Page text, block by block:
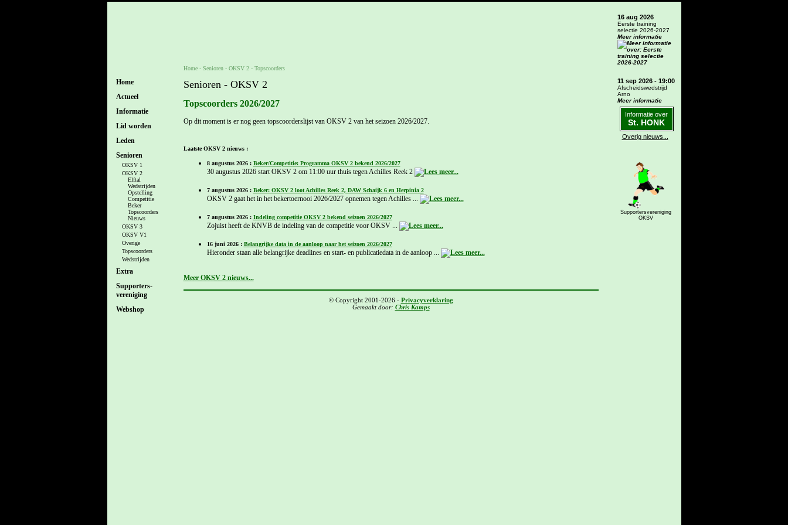
Home
Actueel
Informatie
Lid worden
Leden
Senioren
OKSV 1
OKSV 2
Elftal
Wedstrijden
Opstelling
Competitie
Beker
Topscoorders
Nieuws
OKSV 3
OKSV V1
Overige
Topscoorders
Wedstrijden
Extra
Supporters-
vereniging
Webshop
Home- Senioren - OKSV 2- Topscoorders
Senioren - OKSV 2
Topscoorders 2026/2027
Op dit moment is er nog geen topscoorderslijst van OKSV 2 van het seizoen 2026/2027.
Laatste OKSV 2 nieuws :
8 augustus 2026 : Beker/Competitie: Programma OKSV 2 bekend 2026/2027
30 augustus 2026 start OKSV 2 om 11:00 uur thuis tegen Achilles Reek 2
7 augustus 2026 : Beker: OKSV 2 loot Achilles Reek 2, DAW Schaijk 6 en Herpinia 2
OKSV 2 gaat het in het bekertoernooi 2026/2027 opnemen tegen Achilles ...
7 augustus 2026 : Indeling competitie OKSV 2 bekend seizoen 2026/2027
Zojuist heeft de KNVB de indeling van de competitie voor OKSV ...
16 juni 2026 : Belangrijke data in de aanloop naar het seizoen 2026/2027
Hieronder staan alle belangrijke deadlines en start- en publicatiedata in de aanloop ...
Meer OKSV 2 nieuws...
© Copyright 2001-2026 - Privacyverklaring
Gemaakt door: Chris Kamps
16 aug 2026
Eerste training
selectie 2026-2027
Meer informatie
11 sep 2026 - 19:00
Afscheidswedstrijd
Arno
Meer informatie
Informatie over
St. HONK
Overig nieuws...
Supportersvereniging
OKSV